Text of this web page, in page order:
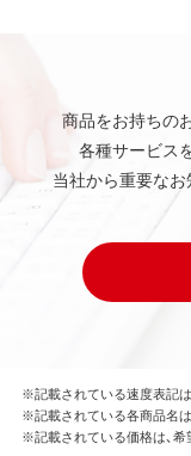
商品をお持ちの
各種サービス
当社から重要なお
※記載されている速度表記は
※記載されている各商品名は
※記載されている価格は、希